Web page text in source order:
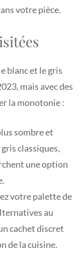
votre pièce.
blanc et le gris
mais avec des
la monotonie :
sombre et
classiques,
une option
votre palette de
au
cachet discret
de la cuisine.